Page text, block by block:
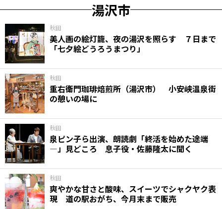
湯沢市
秋田
美人画の絵灯籠、夜の湯沢を照らす ７日まで
「七夕絵どうろうまつり」
秋田
重右衛門珈琲焙煎所（湯沢市） 小安峡温泉街
の憩いの場に
秋田
泉ピン子ら出演、朗読劇「終活を始めた途端
―」見どころ 息子役・佐藤隆太に聞く
秋田
爽やかな甘さと酸味、スイーツでシャクヤク表
現 道の駅おがち、今月末まで販売